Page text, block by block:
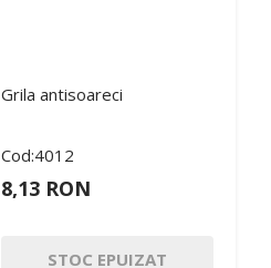
Grila antisoareci
Cod:4012
8,13 RON
STOC EPUIZAT